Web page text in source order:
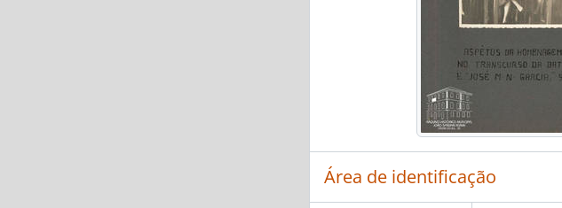
Área de identificação